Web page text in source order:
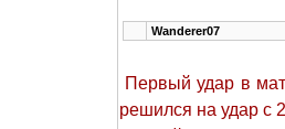
Wanderer07
Первый удар в
решился на удар с